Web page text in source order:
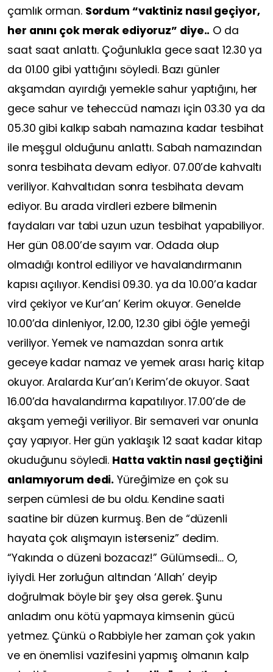
çamlık orman. Sordum “vaktiniz nasıl geçiyor,
her anını çok merak ediyoruz” diye.. O da
saat saat anlattı. Çoğunlukla gece saat 12.30 ya
da 01.00 gibi yattığını söyledi. Bazı günler
akşamdan ayırdığı yemekle sahur yaptığını, her
gece sahur ve teheccüd namazı için 03.30 ya da
05.30 gibi kalkıp sabah namazına kadar tesbihat
ile meşgul olduğunu anlattı. Sabah namazından
sonra tesbihata devam ediyor. 07.00’de kahvaltı
veriliyor. Kahvaltıdan sonra tesbihata devam
ediyor. Bu arada virdleri ezbere bilmenin
faydaları var tabi uzun uzun tesbihat yapabiliyor.
Her gün 08.00’de sayım var. Odada olup
olmadığı kontrol ediliyor ve havalandırmanın
kapısı açılıyor. Kendisi 09.30. ya da 10.00’a kadar
vird çekiyor ve Kur’an’ Kerim okuyor. Genelde
10.00’da dinleniyor, 12.00, 12.30 gibi öğle yemeği
veriliyor. Yemek ve namazdan sonra artık
geceye kadar namaz ve yemek arası hariç kitap
okuyor. Aralarda Kur’an’ı Kerim’de okuyor. Saat
16.00’da havalandırma kapatılıyor. 17.00’de de
akşam yemeği veriliyor. Bir semaveri var onunla
çay yapıyor. Her gün yaklaşık 12 saat kadar kitap
okuduğunu söyledi. Hatta vaktin nasıl geçtiğini
anlamıyorum dedi. Yüreğimize en çok su
serpen cümlesi de bu oldu. Kendine saati
saatine bir düzen kurmuş. Ben de “düzenli
hayata çok alışmayın isterseniz” dedim.
“Yakında o düzeni bozacaz!” Gülümsedi… O,
iyiydi. Her zorluğun altından ‘Allah’ deyip
doğrulmak böyle bir şey olsa gerek. Şunu
anladım onu kötü yapmaya kimsenin gücü
yetmez. Çünkü o Rabbiyle her zaman çok yakın
ve en önemlisi vazifesini yapmış olmanın kalp